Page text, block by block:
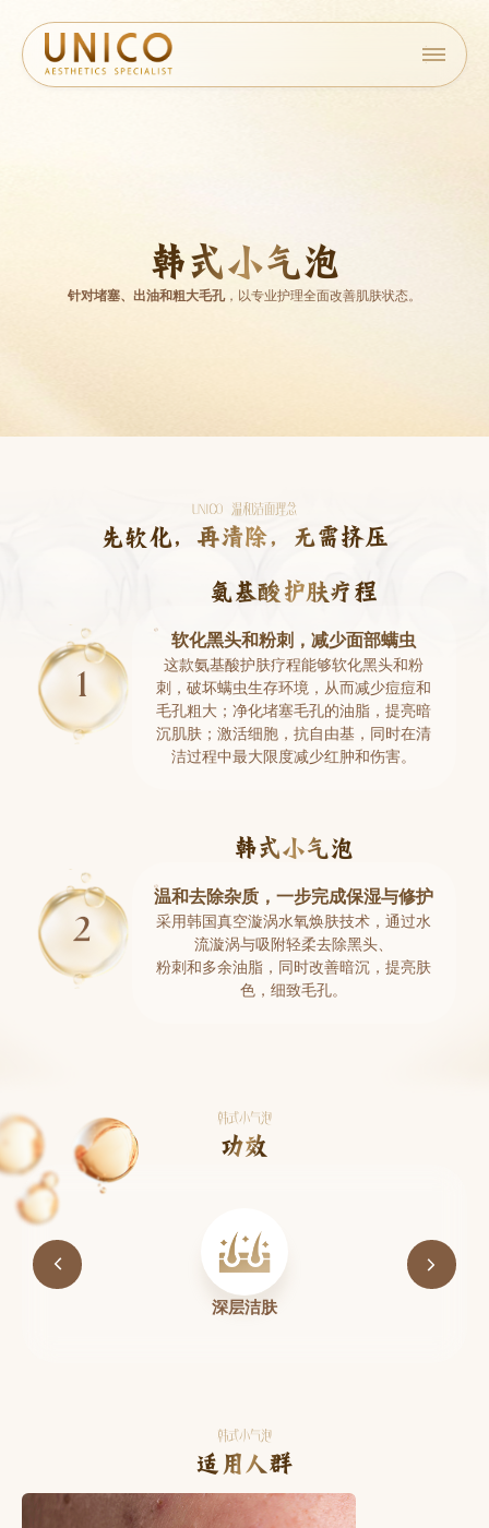
韩式小气泡
针对堵塞、出油和粗大毛孔，以专业护理全面改善肌肤状态。
UNICO 温和洁面理念
先软化，再清除，无需挤压
氨基酸护肤疗程
软化黑头和粉刺，减少面部螨虫
这款氨基酸护肤疗程能够软化黑头和粉
刺，破坏螨虫生存环境，从而减少痘痘和
毛孔粗大；净化堵塞毛孔的油脂，提亮暗
沉肌肤；激活细胞，抗自由基，同时在清
洁过程中最大限度减少红肿和伤害。
韩式小气泡
温和去除杂质，一步完成保湿与修护
采用韩国真空漩涡水氧焕肤技术，通过水
流漩涡与吸附轻柔去除黑头、
粉刺和多余油脂，同时改善暗沉，提亮肤
色，细致毛孔。
韩式小气泡
功效
去除老废角质
韩式小气泡
适用人群